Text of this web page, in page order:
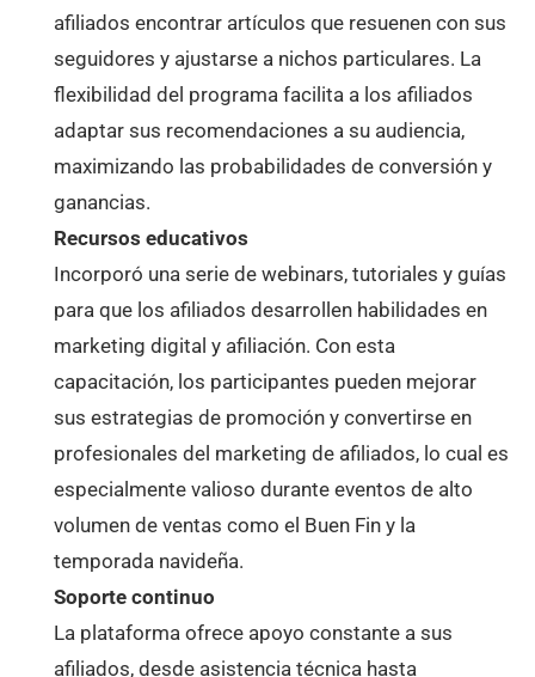
afiliados encontrar artículos que resuenen con sus
seguidores y ajustarse a nichos particulares. La
flexibilidad del programa facilita a los afiliados
adaptar sus recomendaciones a su audiencia,
maximizando las probabilidades de conversión y
ganancias.
Recursos educativos
Incorporó una serie de webinars, tutoriales y guías
para que los afiliados desarrollen habilidades en
marketing digital y afiliación. Con esta
capacitación, los participantes pueden mejorar
sus estrategias de promoción y convertirse en
profesionales del marketing de afiliados, lo cual es
especialmente valioso durante eventos de alto
volumen de ventas como el Buen Fin y la
temporada navideña.
Soporte continuo
La plataforma ofrece apoyo constante a sus
afiliados, desde asistencia técnica hasta